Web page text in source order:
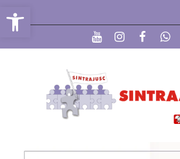
Abrir a barra de ferramentas